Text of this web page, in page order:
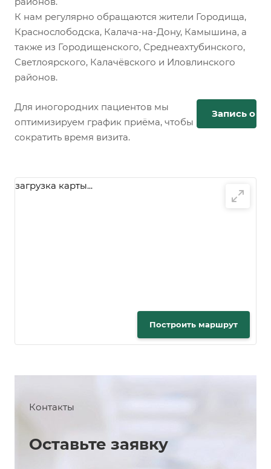
К нам регулярно обращаются жители Городища,
Краснослободска, Калача-на-Дону, Камышина, а
также из Городищенского, Среднеахтубинского,
Светлоярского, Калачёвского и Иловлинского
районов.
Для иногородних пациентов мы
оптимизируем график приёма, чтобы
сократить время визита.
Запись
загрузка карты...
Построить маршрут
Контакты
Оставьте заявку